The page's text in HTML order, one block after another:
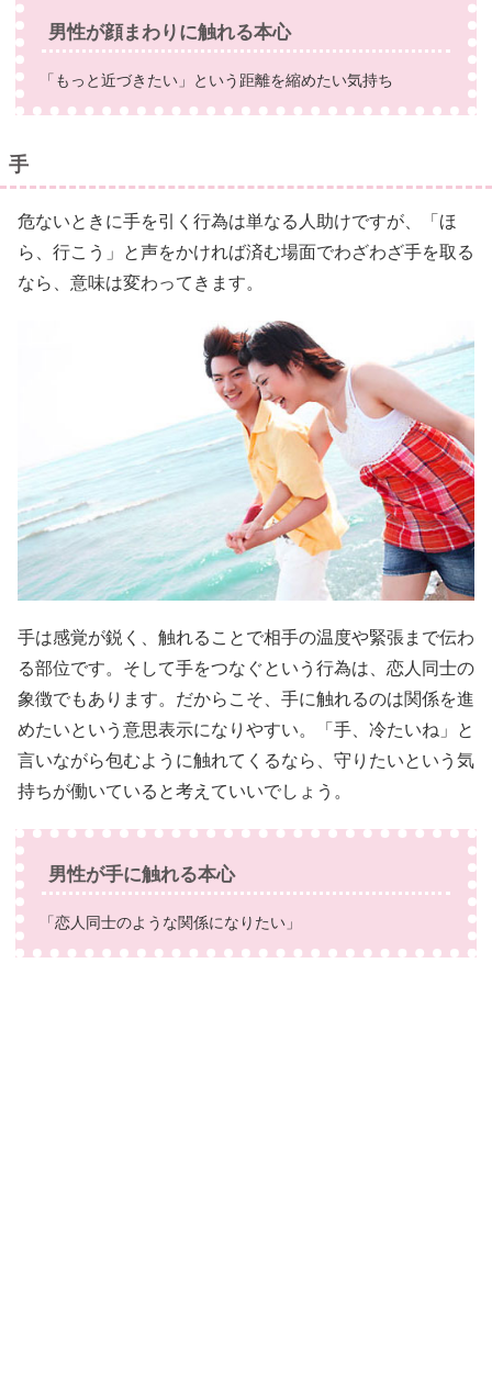
男性が顔まわりに触れる本心
「もっと近づきたい」という距離を縮めたい気持ち
手
危ないときに手を引く行為は単なる人助けですが、「ほ
ら、行こう」と声をかければ済む場面でわざわざ手を取る
なら、意味は変わってきます。
手は感覚が鋭く、触れることで相手の温度や緊張まで伝わ
る部位です。そして手をつなぐという行為は、恋人同士の
象徴でもあります。だからこそ、手に触れるのは関係を進
めたいという意思表示になりやすい。「手、冷たいね」と
言いながら包むように触れてくるなら、守りたいという気
持ちが働いていると考えていいでしょう。
男性が手に触れる本心
「恋人同士のような関係になりたい」